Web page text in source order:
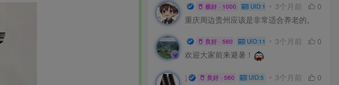
小打小闹极好 · 1000 UID:12 3个月前
0
重庆周边贵州应该是非常适合养老的。
陈家客栈良好 · 560 UID:11 3个月前
0
欢迎大家前来避暑！
盖世英雄 良好 · 560 UID:5 3个月前 0